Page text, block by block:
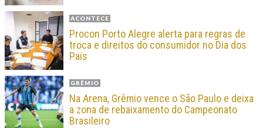
ACONTECE
Procon Porto Alegre alerta para regras de
troca e direitos do consumidor no Dia dos
Pais
GRÊMIO
Na Arena, Grêmio vence o São Paulo e deixa
a zona de rebaixamento do Campeonato
Brasileiro